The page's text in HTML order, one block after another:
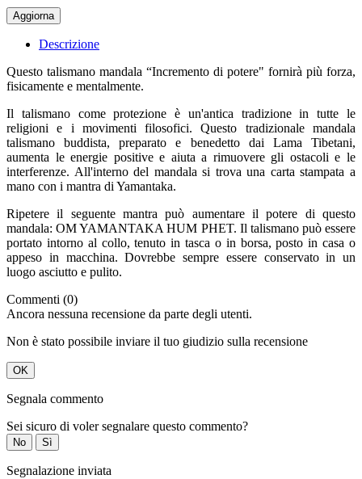
Descrizione
Questo talismano mandala “Incremento di potere" fornirà più forza,
fisicamente e mentalmente.
Il talismano come protezione è un'antica tradizione in tutte le
religioni e i movimenti filosofici. Questo tradizionale mandala
talismano buddista, preparato e benedetto dai Lama Tibetani,
aumenta le energie positive e aiuta a rimuovere gli ostacoli e le
interferenze. All'interno del mandala si trova una carta stampata a
mano con i mantra di Yamantaka.
Ripetere il seguente mantra può aumentare il potere di questo
mandala: OM YAMANTAKA HUM PHET. Il talismano può essere
portato intorno al collo, tenuto in tasca o in borsa, posto in casa o
appeso in macchina. Dovrebbe sempre essere conservato in un
luogo asciutto e pulito.
Commenti (0)
Ancora nessuna recensione da parte degli utenti.
Non è stato possibile inviare il tuo giudizio sulla recensione
OK
Segnala commento
Sei sicuro di voler segnalare questo commento?
No Sì
Segnalazione inviata